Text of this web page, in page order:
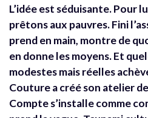
L’idée est séduisante. Pour
prêtons aux pauvres. Fini
prend en main, montre de
en donne les moyens. Et
modestes mais réelles
Couture a créé son atelier
Compte s’installe comme